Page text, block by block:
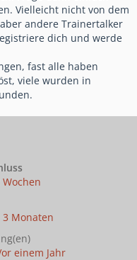
Vielleicht nicht von dem
andere Trainertalker
dich und werde
fast alle haben
viele wurden in
Monaten
einem Jahr